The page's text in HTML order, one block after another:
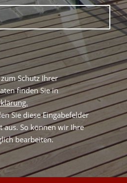
Schutz Ihrer
finden Sie in
Sie diese Eingabefelder
So können wir Ihre
bearbeiten.